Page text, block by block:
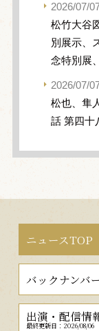
2026/07/
松竹大谷
別展示、
念特別展
2026/07/
松也、隼
話 第四十
ニュースTOP
バックナンバ
出演・配信情
最終更新日：2026/08/06